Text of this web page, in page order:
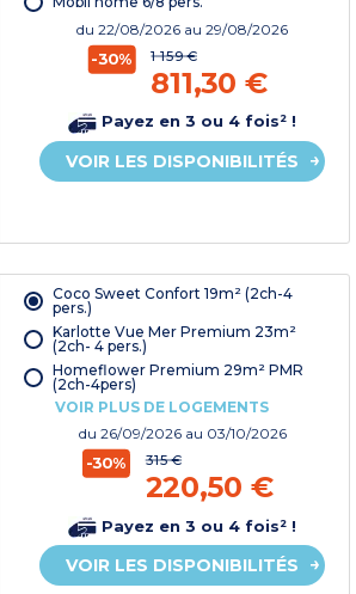
du22/08/2026 au 29/08/2026
-30% 1 159 €
811,30 €
Payez en 3 ou 4 fois² !
VOIR LES DISPONIBILITÉS
Coco Sweet Confort 19m² (2ch-4
pers.)
Karlotte Vue Mer Premium 23m²
(2ch- 4 pers.)
Homeflower Premium 29m² PMR
(2ch-4pers)
VOIR PLUS DE LOGEMENTS
du 26/09/2026 au 03/10/2026
-30% 315 €
220,50 €
Payez en 3 ou 4 fois² !
VOIR LES DISPONIBILITÉS